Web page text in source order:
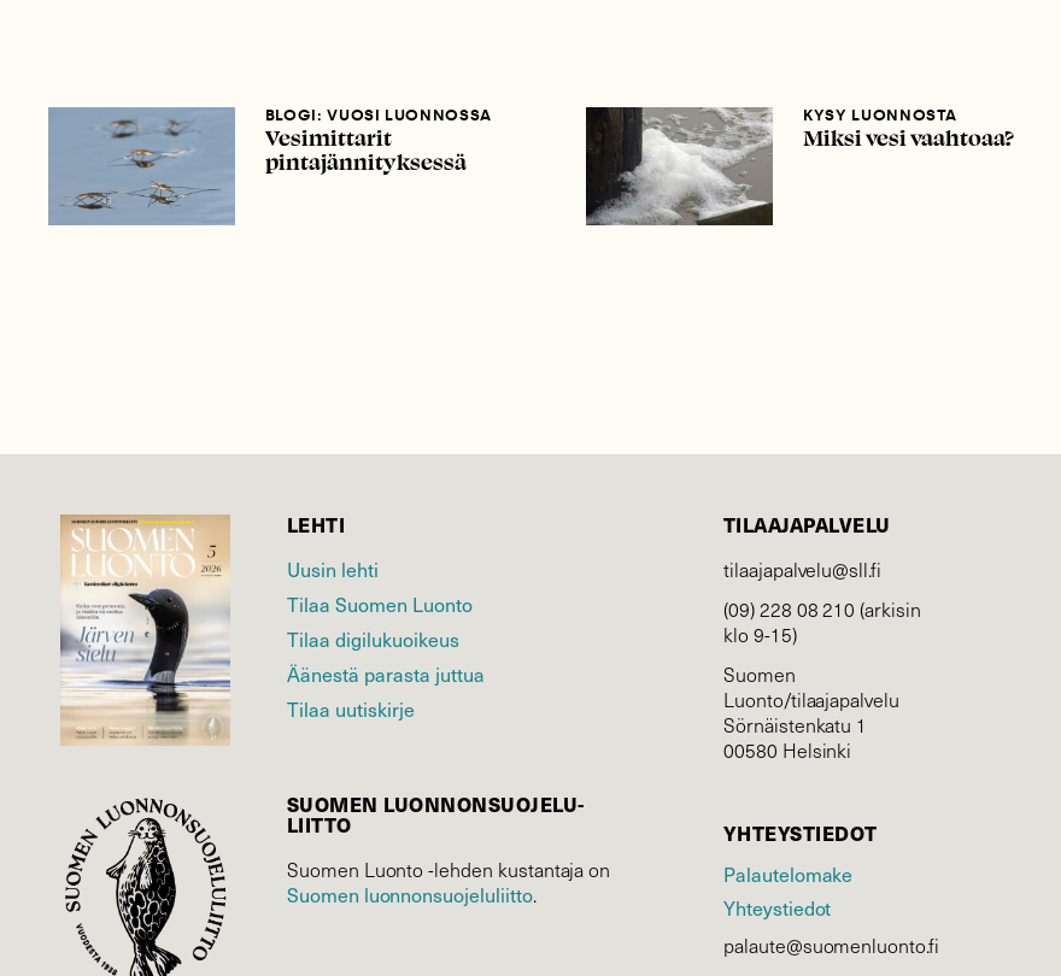
BLOGI: VUOSI LUONNOSSA
Vesimittarit
pintajännityksessä
KYSY LUONNOSTA
Miksi vesi vaahtoaa?
LEHTI
Uusin lehti
Tilaa Suomen Luonto
Tilaa digilukuoikeus
Äänestä parasta juttua
Tilaa uutiskirje
SUOMEN LUONNON­SUOJELU­
LIITTO
Suomen Luonto -lehden kustantaja on
Suomen luonnonsuojelu­liitto.
TILAAJAPALVELU
tilaajapalvelu@sll.fi
(09) 228 08 210 (arkisin
klo 9-15)
Suomen
Luonto/tilaajapalvelu
Sörnäistenkatu 1
00580 Helsinki
YHTEYSTIEDOT
Palautelomake
Yhteystiedot
palaute@suomenluonto.fi